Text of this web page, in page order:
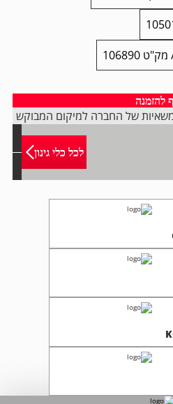
להזמנה
של החברה למיקום המבוקש
לכל כלי גינון